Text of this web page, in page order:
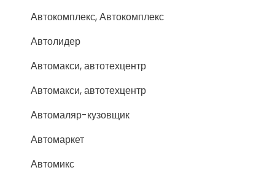
Автокомплекс, Автокомплекс
Автолидер
Автомакси, автотехцентр
Автомакси, автотехцентр
Автомаляр-кузовщик
Автомаркет
Автомикс